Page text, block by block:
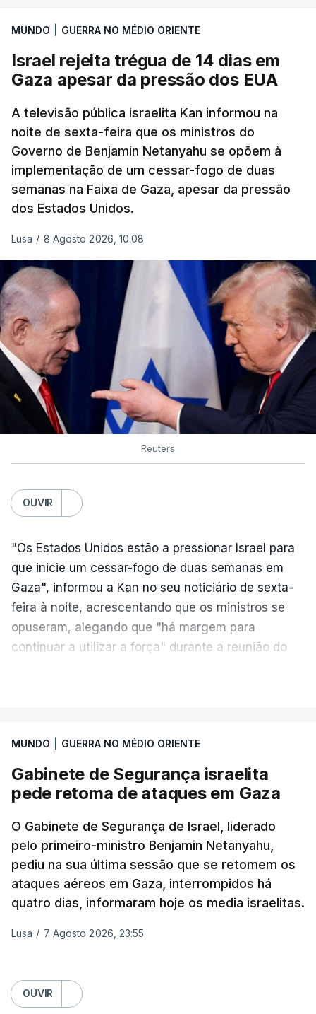
MUNDO GUERRA NO MÉDIO ORIENTE
Israel rejeita trégua de 14 dias em
Gaza apesar da pressão dos EUA
A televisão pública israelita Kan informou na
noite de sexta-feira que os ministros do
Governo de Benjamin Netanyahu se opõem à
implementação de um cessar-fogo de duas
semanas na Faixa de Gaza, apesar da pressão
dos Estados Unidos.
Lusa / 8 Agosto 2026, 10:08
Reuters
OUVIR
"Os Estados Unidos estão a pressionar Israel para
que inicie um cessar-fogo de duas semanas em
Gaza", informou a Kan no seu noticiário de sexta-
feira à noite, acrescentando que os ministros se
opuseram, alegando que "há margem para
continuar a utilizar a força" durante a reunião do
aplicação do plano de desarmamento do Hamas.
Além disso, o correspondente do canal de
televisão israelita i24News, que também teve
sexta-feira que, após a reunião, ficou por decidir a
autorização formal de Israel para a entrada em
Gaza da Força Internacional de Estabilização, um
contingente multinacional proposto no âmbito do
Conselho da Paz promovido por Trump.
Segurança do país, que o órgão presidido por
Netanyahu exigiu durante a sessão de quinta-feira
MUNDO GUERRA NO MÉDIO ORIENTE
Gabinete de Segurança israelita
pede retoma de ataques em Gaza
O Gabinete de Segurança de Israel, liderado
pelo primeiro-ministro Benjamin Netanyahu,
pediu na sua última sessão que se retomem os
ataques aéreos em Gaza, interrompidos há
quatro dias, informaram hoje os media israelitas.
Lusa / 7 Agosto 2026, 23:55
OUVIR